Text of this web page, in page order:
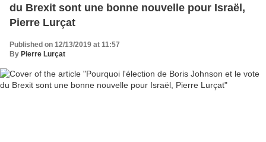
du Brexit sont une bonne nouvelle pour Israël,
Pierre Lurçat
Published on 12/13/2019 at 11:57
By Pierre Lurçat